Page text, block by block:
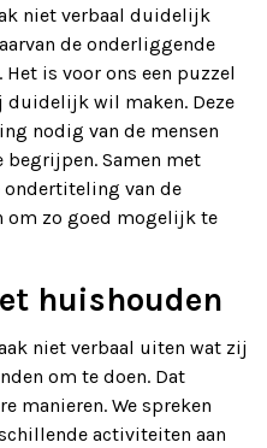
niet verbaal duidelijk
de onderliggende
is voor ons een puzzel
wil maken. Deze
nodig van de mensen
begrijpen. Samen met
ondertiteling van de
om zo goed mogelijk te
huishouden
niet verbaal uiten wat zij
om te doen. Dat
manieren. We spreken
activiteiten aan